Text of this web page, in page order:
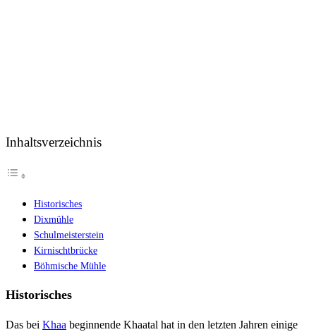
Inhaltsverzeichnis
Historisches
Dixmühle
Schulmeisterstein
Kirnischtbrücke
Böhmische Mühle
Historisches
Das bei Khaa beginnende Khaatal hat in den letzten Jahren einige